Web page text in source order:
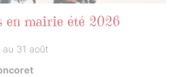
en mairie été 2026
31 août